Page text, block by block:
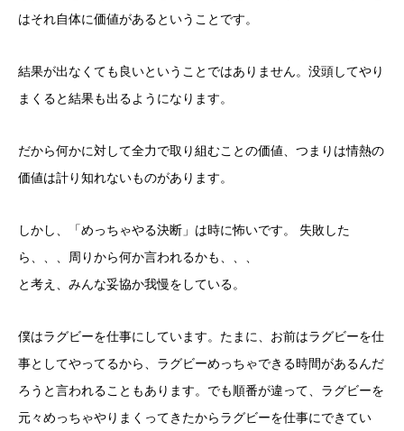
はそれ自体に価値があるということです。
結果が出なくても良いということではありません。没頭してやり
まくると結果も出るようになります。
だから何かに対して全力で取り組むことの価値、つまりは情熱の
価値は計り知れないものがあります。
しかし、「めっちゃやる決断」は時に怖いです。 失敗した
ら、、、周りから何か言われるかも、、、
と考え、みんな妥協か我慢をしている。
僕はラグビーを仕事にしています。たまに、お前はラグビーを仕
事としてやってるから、ラグビーめっちゃできる時間があるんだ
ろうと言われることもあります。でも順番が違って、ラグビーを
元々めっちゃやりまくってきたからラグビーを仕事にできてい